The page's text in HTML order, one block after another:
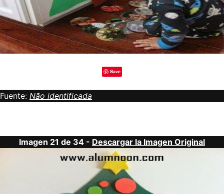
Save
Fuente: Não identificada
Imagen 21 de 34 - Descargar la Imagen Original